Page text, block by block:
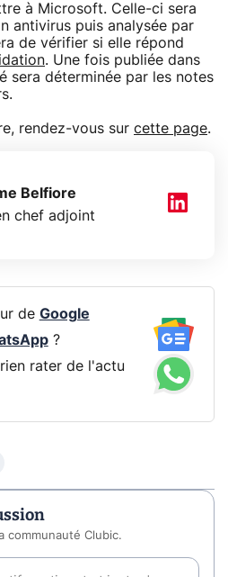
à Microsoft. Celle-ci sera
antivirus puis analysée par
de vérifier si elle répond
. Une fois publiée dans
sera déterminée par les notes
rendez-vous sur cette page.
Belfiore
chef adjoint
de Google
?
rater de l'actu
communauté Clubic.